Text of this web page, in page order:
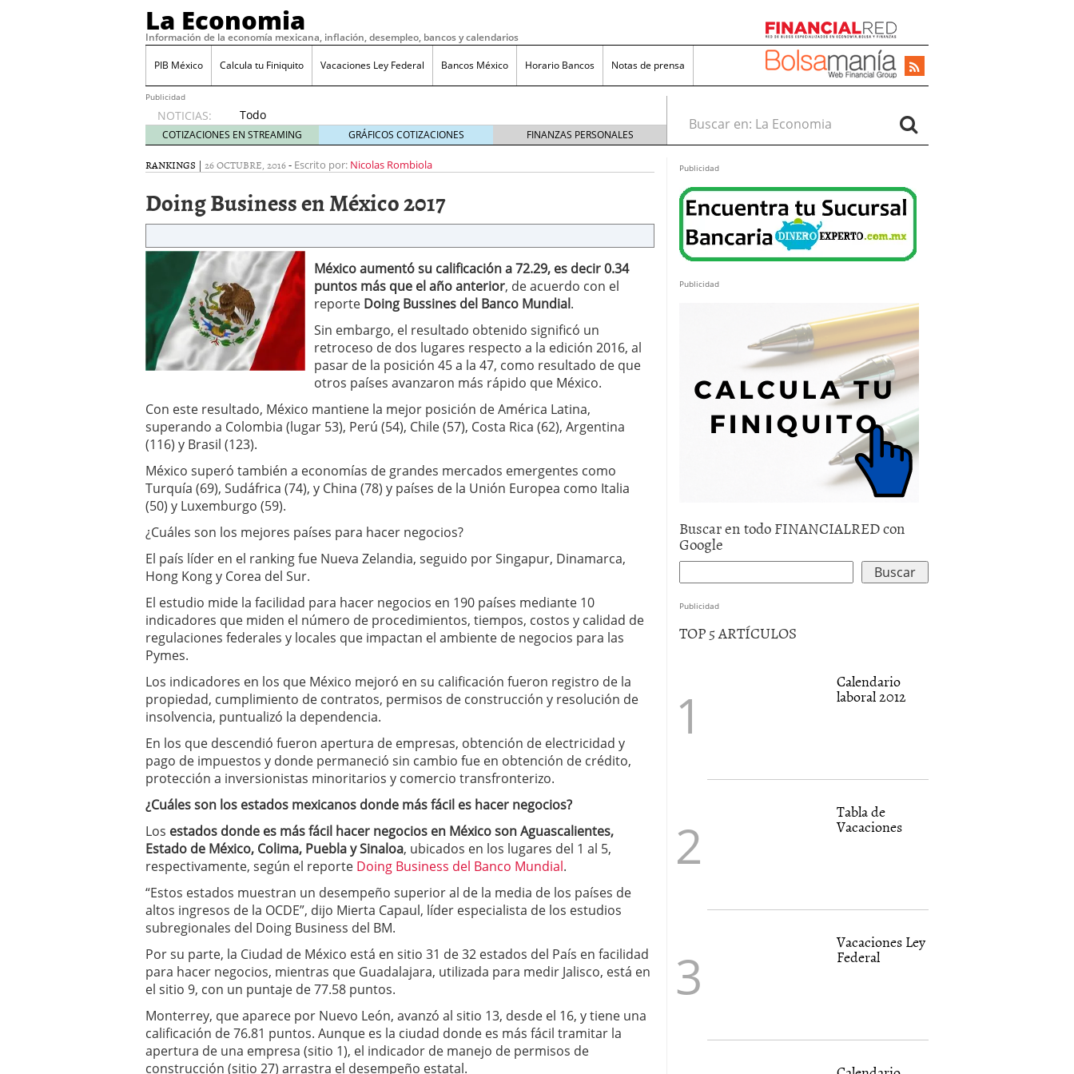
La Economia
Información de la economía mexicana, inflación, desempleo, bancos y calendarios
PIB México Calcula tu Finiquito Vacaciones Ley Federal Bancos México Horario Bancos Notas de prensa
Publicidad
NOTICIAS:
Todo
sobre
SIFX:
análisis
opiniones,
regulación,
seguridad
para
traders
en 2026
febrero
26, 2026
¿Cómo convertir el sueldo bruto a neto en México? noviembre 20, 2025
Cómo enfrentar la reforma de reducción de jornada laboral en México con
un software de control de asistencia julio 17, 2025
¿Cómo encontrar un seguro de auto económico? abril 9, 2025
Cómo acabará el año la economía mexicana; predicciones y avances
noviembre 29, 2024
COTIZACIONES EN STREAMING GRÁFICOS COTIZACIONES FINANZAS PERSONALES
Buscar en:
RANKINGS | 26 OCTUBRE, 2016- Escrito por: Nicolas Rombiola
Doing Business en México 2017
México aumentó su calificación a 72.29, es decir 0.34
puntos más que el año anterior, de acuerdo con el
reporte Doing Bussines del Banco Mundial.
Sin embargo, el resultado obtenido significó un
retroceso de dos lugares respecto a la edición 2016, al
pasar de la posición 45 a la 47, como resultado de que
otros países avanzaron más rápido que México.
Con este resultado, México mantiene la mejor posición de América Latina,
superando a Colombia (lugar 53), Perú (54), Chile (57), Costa Rica (62), Argentina
(116) y Brasil (123).
México superó también a economías de grandes mercados emergentes como
Turquía (69), Sudáfrica (74), y China (78) y países de la Unión Europea como Italia
(50) y Luxemburgo (59).
¿Cuáles son los mejores países para hacer negocios?
El país líder en el ranking fue Nueva Zelandia, seguido por Singapur, Dinamarca,
Hong Kong y Corea del Sur.
El estudio mide la facilidad para hacer negocios en 190 países mediante 10
indicadores que miden el número de procedimientos, tiempos, costos y calidad de
regulaciones federales y locales que impactan el ambiente de negocios para las
Pymes.
Los indicadores en los que México mejoró en su calificación fueron registro de la
propiedad, cumplimiento de contratos, permisos de construcción y resolución de
insolvencia, puntualizó la dependencia.
En los que descendió fueron apertura de empresas, obtención de electricidad y
pago de impuestos y donde permaneció sin cambio fue en obtención de crédito,
protección a inversionistas minoritarios y comercio transfronterizo.
¿Cuáles son los estados mexicanos donde más fácil es hacer negocios?
Los estados donde es más fácil hacer negocios en México son Aguascalientes,
Estado de México, Colima, Puebla y Sinaloa, ubicados en los lugares del 1 al 5,
respectivamente, según el reporte Doing Business del Banco Mundial.
“Estos estados muestran un desempeño superior al de la media de los países de
altos ingresos de la OCDE”, dijo Mierta Capaul, líder especialista de los estudios
subregionales del Doing Business del BM.
Por su parte, la Ciudad de México está en sitio 31 de 32 estados del País en facilidad
para hacer negocios, mientras que Guadalajara, utilizada para medir Jalisco, está en
el sitio 9, con un puntaje de 77.58 puntos.
Monterrey, que aparece por Nuevo León, avanzó al sitio 13, desde el 16, y tiene una
calificación de 76.81 puntos. Aunque es la ciudad donde es más fácil tramitar la
apertura de una empresa (sitio 1), el indicador de manejo de permisos de
construcción (sitio 27) arrastra el desempeño estatal.
Publicidad
Publicidad
Buscar en todo FINANCIALRED con
Google
Publicidad
TOP 5 ARTÍCULOS
Calendario
laboral 2012
Tabla de
Vacaciones
Vacaciones Ley
Federal